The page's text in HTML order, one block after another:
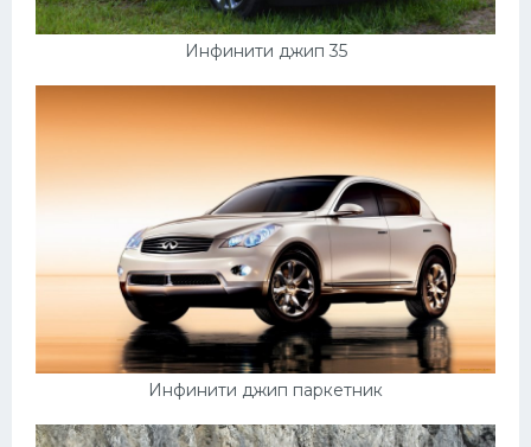
Инфинити джип 35
Инфинити джип паркетник